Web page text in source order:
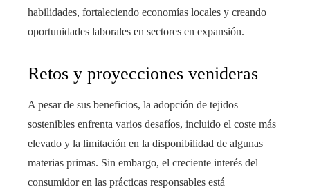
habilidades, fortaleciendo economías locales y creando
oportunidades laborales en sectores en expansión.
Retos y proyecciones venideras
A pesar de sus beneficios, la adopción de tejidos
sostenibles enfrenta varios desafíos, incluido el coste más
elevado y la limitación en la disponibilidad de algunas
materias primas. Sin embargo, el creciente interés del
consumidor en las prácticas responsables está